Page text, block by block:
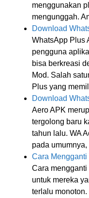
menggunakan
mengunggah.
Download
WhatsApp Plus
pengguna
bisa berkreasi
Mod. Salah
Plus yang
Download
Aero APK
tergolong baru
tahun lalu. WA
pada
Cara Mengganti
Cara
untuk mereka
terlalu